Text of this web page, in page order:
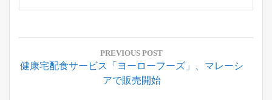
投
ナ
PREVIOUS POST
Previous
健康宅配食サービス「ヨーローフーズ」、マレーシ
アで販売開始